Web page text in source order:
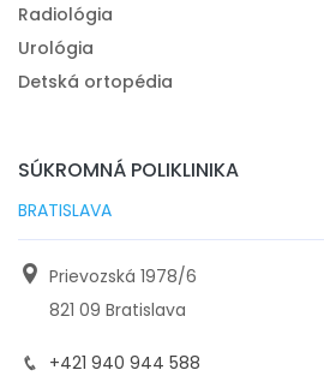
Radiológia
Urológia
Detská ortopédia
SÚKROMNÁ POLIKLINIKA
BRATISLAVA
Prievozská 1978/6
821 09 Bratislava
+421 940 944 588